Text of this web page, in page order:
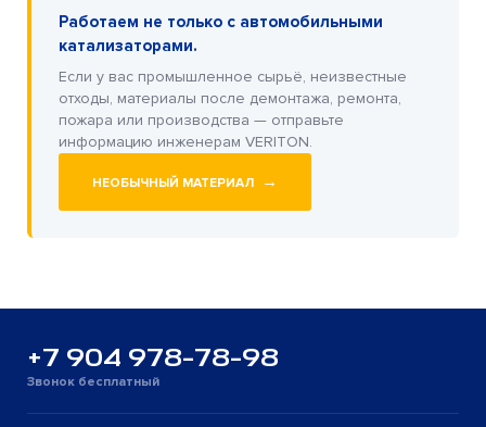
Работаем не только с автомобильными
катализаторами.
Если у вас промышленное сырьё, неизвестные
отходы, материалы после демонтажа, ремонта,
пожара или производства — отправьте
информацию инженерам VERITON.
НЕОБЫЧНЫЙ МАТЕРИАЛ →
+7 904 978-78-98
Звонок бесплатный